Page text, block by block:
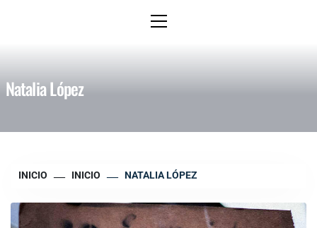
principal
Natalia López
INICIO INICIO NATALIA LÓPEZ